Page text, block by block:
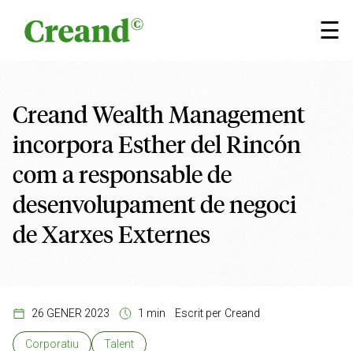
☰
×
Creand Wealth Management
incorpora Esther del Rincón
com a responsable de
desenvolupament de negoci
de Xarxes Externes
26 GENER 2023 1 min Escrit per Creand
Corporatiu Talent